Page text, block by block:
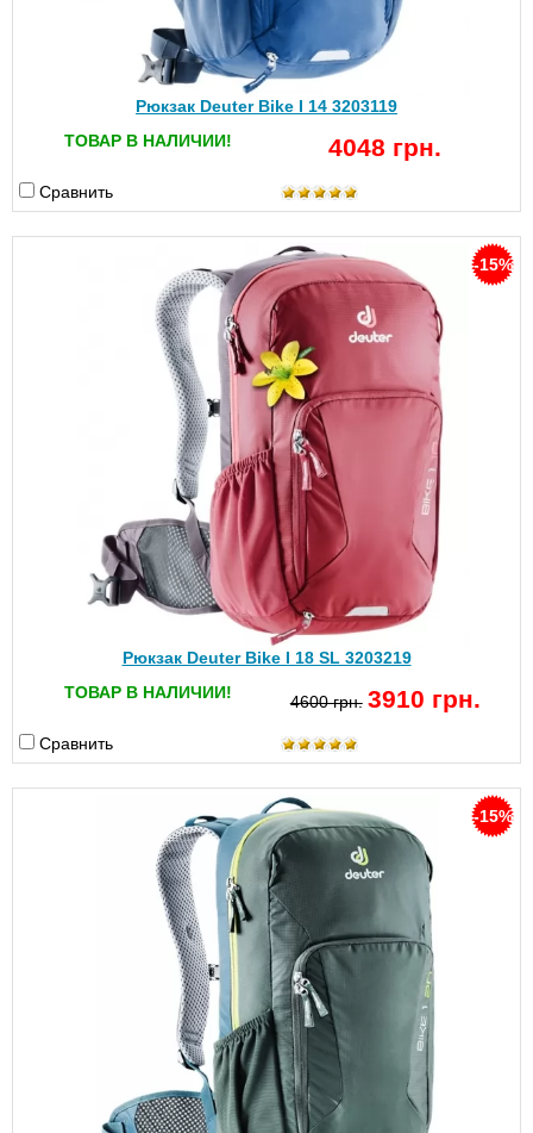
Рюкзак Deuter Bike I 14 3203119
ТОВАР В НАЛИЧИИ!
4048 грн.
Сравнить
-15%
Рюкзак Deuter Bike I 18 SL 3203219
ТОВАР В НАЛИЧИИ!
4600 грн. 3910 грн.
Сравнить
-15%